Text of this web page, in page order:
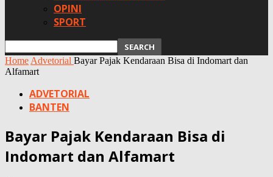
OPINI
SPORT
Home Advetorial Bayar Pajak Kendaraan Bisa di Indomart dan
Alfamart
ADVETORIAL
BANTEN
Bayar Pajak Kendaraan Bisa di
Indomart dan Alfamart